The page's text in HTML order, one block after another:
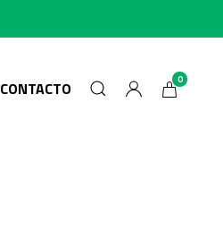
CONTACTO 0